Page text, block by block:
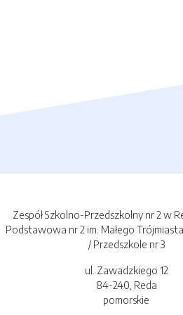
Zespół Szkolno-Przedszkolny nr 2 w
Podstawowa nr 2 im. Małego
/ Przedszkole nr 3
ul. Zawadzkiego 12
84-240, Reda
pomorskie